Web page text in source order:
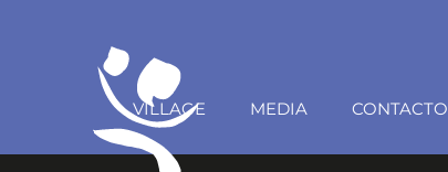
VILLAGE MEDIA CONTACTO